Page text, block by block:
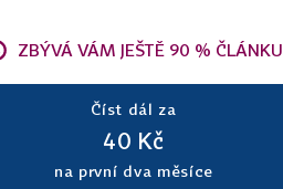
ZBÝVÁ VÁM JEŠTĚ 90 % ČLÁNKU
Číst dál za
40 Kč
na první dva měsíce